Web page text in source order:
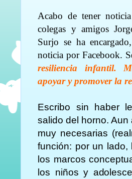
Acabo de tener
colegas y amigos
Surjo se ha
noticia por Facebook.
resiliencia infantil.
apoyar y promover la
Escribo sin haber
salido del horno.
muy necesarias
función: por un
los marcos
los niños y